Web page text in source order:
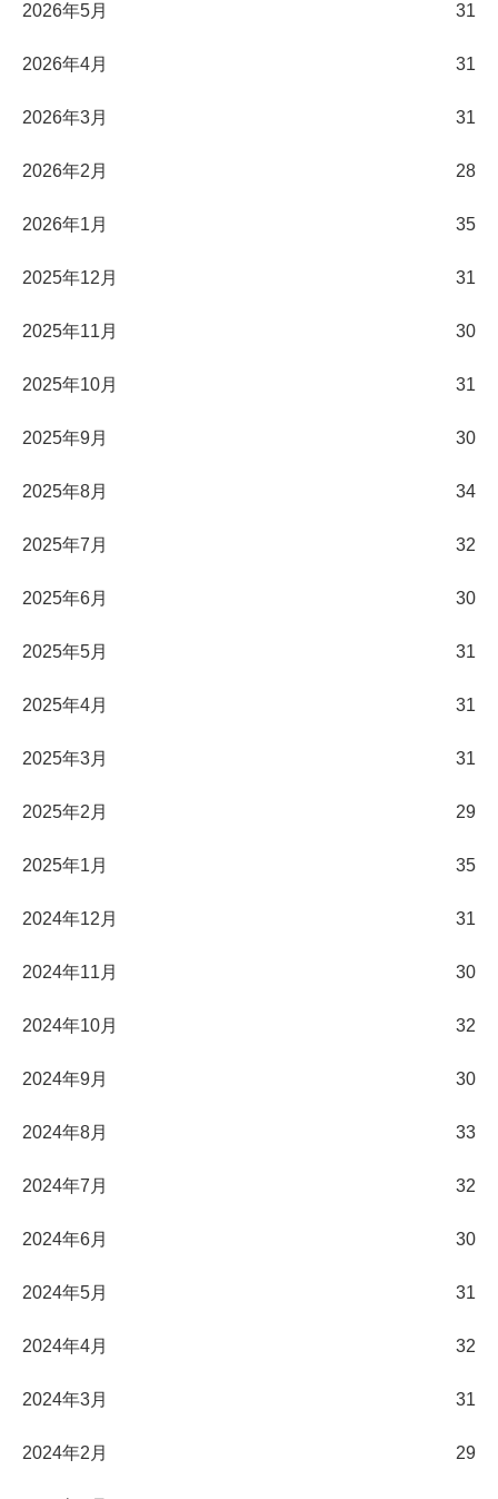
2026年5月 31
2026年4月 31
2026年3月 31
2026年2月 28
2026年1月 35
2025年12月 31
2025年11月 30
2025年10月 31
2025年9月 30
2025年8月 34
2025年7月 32
2025年6月 30
2025年5月 31
2025年4月 31
2025年3月 31
2025年2月 29
2025年1月 35
2024年12月 31
2024年11月 30
2024年10月 32
2024年9月 30
2024年8月 33
2024年7月 32
2024年6月 30
2024年5月 31
2024年4月 32
2024年3月 31
2024年2月 29